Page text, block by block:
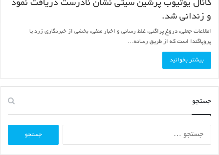
کانال یوتیوب پرشین سیتی نشان نادرست دریافت نمود
و زندانی شد.
اطلاعات جعلی، دروغ پراگنی، غلط رسانی و اخبار منفی، بخشی از خبرنگاری زرد یا
پروپاگندا است که از طریق رسانه…
بیشتر بخوانید
جستجو